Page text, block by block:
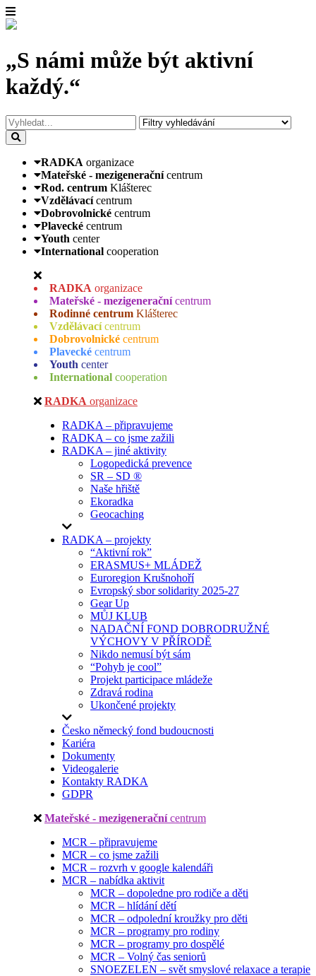
„S námi může být aktivní
každý.“
RADKA organizace
Mateřské - mezigenerační centrum
Rod. centrum Klášterec
Vzdělávací centrum
Dobrovolnické centrum
Plavecké centrum
Youth center
International cooperation
RADKA organizace
Mateřské - mezigenerační centrum
Rodinné centrum Klášterec
Vzdělávací centrum
Dobrovolnické centrum
Plavecké centrum
Youth center
International cooperation
RADKA organizace
RADKA – připravujeme
RADKA – co jsme zažili
RADKA – jiné aktivity
Logopedická prevence
SR – SD ®
Naše hřiště
Ekoradka
Geocaching
RADKA – projekty
“Aktivní rok”
ERASMUS+ MLÁDEŽ
Euroregion Krušnohoří
Evropský sbor solidarity 2025-27
Gear Up
MŮJ KLUB
NADAČNÍ FOND DOBRODRUŽNÉ
VÝCHOVY V PŘÍRODĚ
Nikdo nemusí být sám
“Pohyb je cool”
Projekt participace mládeže
Zdravá rodina
Ukončené projekty
Česko německý fond budoucnosti
Kariéra
Dokumenty
Videogalerie
Kontakty RADKA
GDPR
Mateřské - mezigenerační centrum
MCR – připravujeme
MCR – co jsme zažili
MCR – rozvrh v google kalendáři
MCR – nabídka aktivit
MCR – dopoledne pro rodiče a děti
MCR – hlídání dětí
MCR – odpolední kroužky pro děti
MCR – programy pro rodiny
MCR – programy pro dospělé
MCR – Volný čas seniorů
SNOEZELEN – svět smyslové relaxace a terapie